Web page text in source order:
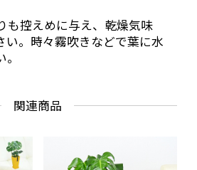
も控えめに与え、乾燥気味
い。時々霧吹きなどで葉に水
関連商品